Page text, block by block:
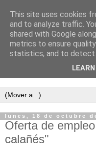
Semanario
lunes, 18 de octubre
Oferta de
calañés"
This site uses cookies
and to analyze traffic.
shared with Google
metrics to ensure
statistics, and to detect